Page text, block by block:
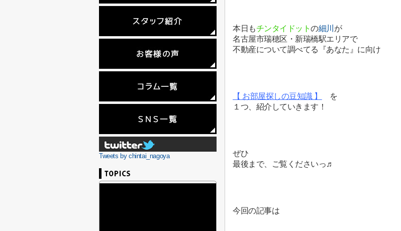
本日もチンタイドットの細川 が
名古屋市瑞穂区・新瑞橋駅エリアで
不動産について調べてる『あなた』に向け
【 お部屋探しの豆知識 】
を
１つ、紹介していきます！
ぜひ
最後まで、ご覧くださいっ♬
今回の記事は
Tweets by chintai_nagoya